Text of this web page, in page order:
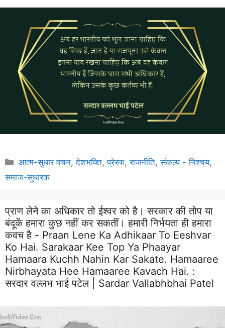
Categories
आत्म-सुधार वचन,देशभक्ति,प्रेरक,राजनीति,संकल्प - निश्चय,
समाज-सुधारक
प्राण लेने का अधिकार तो ईश्वर को है। सरकार की तोप या
बंदूकें हमारा कुछ नहीं कर सकतीं। हमारी निर्भयता ही हमारा
कवच है - Praan Lene Ka Adhikaar To Eeshvar
Ko Hai. Sarakaar Kee Top Ya Phaayar
Hamaara Kuchh Nahin Kar Sakate. Hamaaree
Nirbhayata Hee Hamaaree Kavach Hai. :
सरदार वल्लभ भाई पटेल | Sardar Vallabhbhai Patel